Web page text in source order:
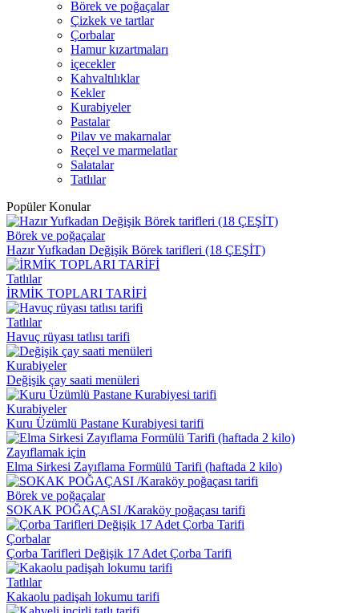
Börek ve poğaçalar
Çizkek ve tartlar
Çorbalar
Hamur kızartmaları
içecekler
Kahvaltılıklar
Kekler
Kurabiyeler
Pastalar
Pilav ve makarnalar
Reçel ve marmelatlar
Salatalar
Tatlılar
Popüler Konular
Börek ve poğaçalar
Hazır Yufkadan Değişik Börek tarifleri (18 ÇEŞİT)
Tatlılar
İRMİK TOPLARI TARİFİ
Tatlılar
Havuç rüyası tatlısı tarifi
Kurabiyeler
Değişik çay saati menüleri
Kurabiyeler
Kuru Üzümlü Pastane Kurabiyesi tarifi
Zayıflamak için
Elma Sirkesi Zayıflama Formülü Tarifi (haftada 2 kilo)
Börek ve poğaçalar
SOKAK POĞAÇASI /Karaköy poğaçası tarifi
Çorbalar
Çorba Tarifleri Değişik 17 Adet Çorba Tarifi
Tatlılar
Kakaolu padişah lokumu tarifi